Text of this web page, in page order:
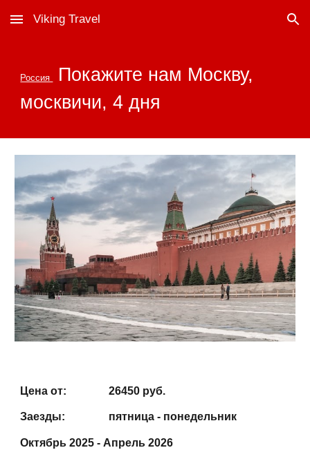
Skip to main content Skip to navigation
Viking Travel
Россия
Покажите нам Москву,
москвичи, 4 дня
Цена от: 26450 руб.
Заезды: пятница - понедельник
Октябрь 2025 - Апрель 2026